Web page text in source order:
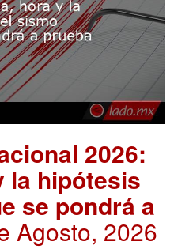
2026:
la hipótesis
se pondrá a
Agosto, 2026